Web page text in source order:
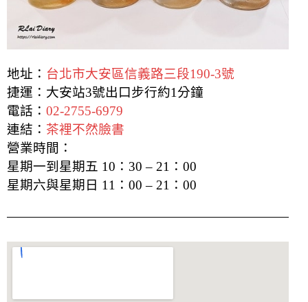
地址： 台北市大安區信義路三段190-3號
捷運：大安站3號出口步行約1分鐘
電話： 02-2755-6979
連結： 茶裡不然臉書
營業時間：
星期一到星期五 10：30 – 21：00
星期六與星期日 11：00 – 21：00